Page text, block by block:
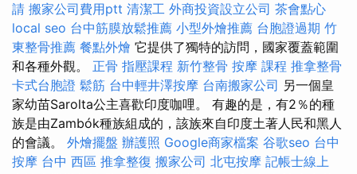
請 搬家公司費用ptt 清潔工 外商投資設立公司 茶會點心
local seo 台中筋膜放鬆推薦 小型外燴推薦 台胞證過期 竹
東整骨推薦 餐點外燴 它提供了獨特的訪問，國家覆蓋範圍
和各種外觀。 正骨 指壓課程 新竹整骨 按摩 課程 推拿整骨
卡式台胞證 鬆筋 台中輕井澤按摩 台南搬家公司 另一個皇
家幼苗Sarolta公主喜歡印度咖哩。 有趣的是，有2％的種
族是由Zambók種族組成的，該族來自印度土著人民和黑人
的會議。 外燴擺盤 辦護照 Google商家檔案 谷歌seo 台中
按摩 台中 西區 推拿整復 搬家公司 北屯按摩 記帳士線上